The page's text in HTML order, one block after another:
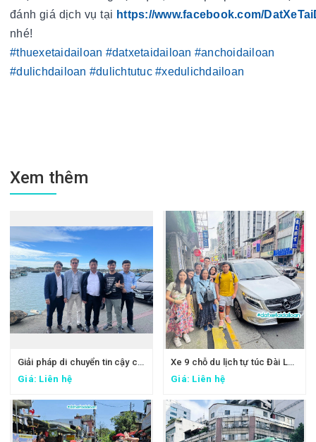
đánh giá dịch vụ tại https://www.facebook.com/
nhé!
#thuexetaidailoan #datxetaidailoan #anchoidailoan
#dulichdailoan #dulichtutuc #xedulichdailoan
Xem thêm
Giải pháp di chuyển tin cậy cho đoàn công tác FPT: Đặt xe tại Đài Loan
Giá: Liên hệ
Xe 9 chỗ du lịch tự túc Đài Loan - Xe đi Thập Phần, Cửu Phần
Giá: Liên hệ